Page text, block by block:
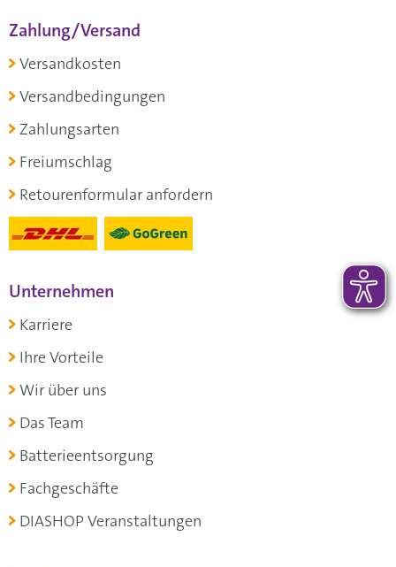
Zahlung/Versand
Versandkosten
Versandbedingungen
Zahlungsarten
Freiumschlag
Retourenformular anfordern
Unternehmen
Karriere
Ihre Vorteile
Wir über uns
Das Team
Batterieentsorgung
Fachgeschäfte
DIASHOP Veranstaltungen